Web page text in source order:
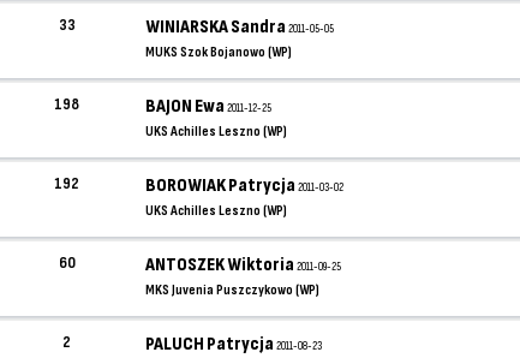
33 WINIARSKA Sandra2011-05-05
MUKS Szok Bojanowo (WP)
198 BAJON Ewa2011-12-25
UKS Achilles Leszno (WP)
192 BOROWIAK Patrycja2011-03-02
UKS Achilles Leszno (WP)
60 ANTOSZEK Wiktoria2011-09-25
MKS Juvenia Puszczykowo (WP)
2 PALUCH Patrycja2011-08-23